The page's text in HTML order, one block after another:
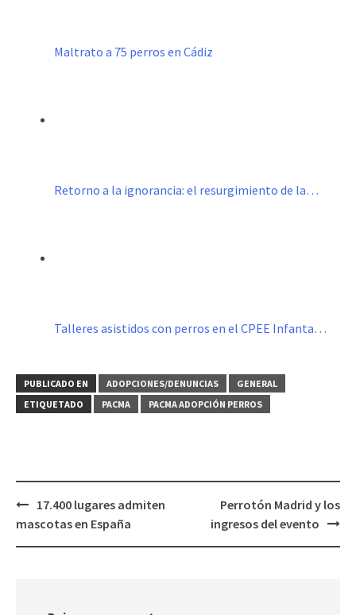
Maltrato a 75 perros en Cádiz
Retorno a la ignorancia: el resurgimiento de la…
Talleres asistidos con perros en el CPEE Infanta…
PUBLICADO EN ADOPCIONES/DENUNCIAS
GENERAL
ETIQUETADO
PACMA PACMA ADOPCIÓN PERROS
Navegación
de
entradas
17.400 lugares admiten
mascotas en España
Perrotón Madrid y los
ingresos del evento